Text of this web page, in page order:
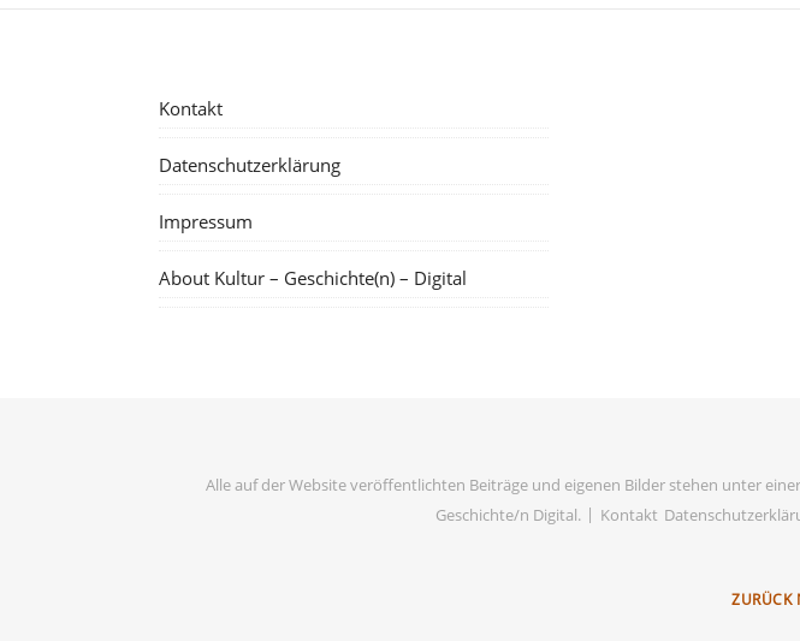
Kontakt
Datenschutzerklärung
Impressum
About Kultur – Geschichte(n) – Digital
Alle auf der Website veröffentlichten Beiträge und eigenen Bilder stehen unter
Geschichte/n Digital. Kontakt
ZURÜCK